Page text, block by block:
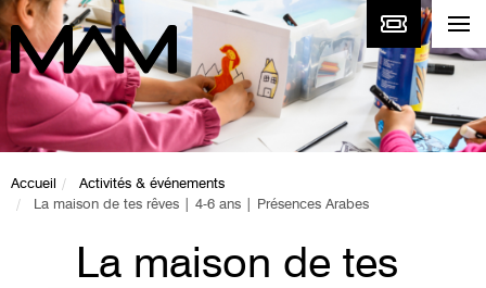
Accueil
Activités & événements
La maison de tes rêves | 4-6 ans | Présences Arabes
La maison de tes